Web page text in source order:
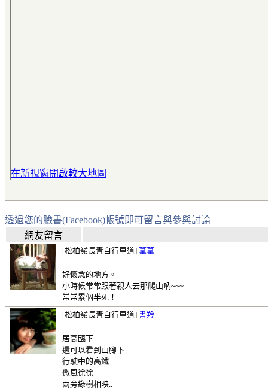
在新視窗開啟較大地圖
透過您的臉書(Facebook)帳號即可留言與參與討論
網友留言
[松柏嶺長青自行車道] 葦葦
好懷念的地方。
小時候常常跟著親人去那爬山吶~~~
常常累個半死！
[松柏嶺長青自行車道] 書羚
居高臨下
還可以看到山腳下
行駛中的高鐵
微風徐徐..
兩旁綠樹相映..